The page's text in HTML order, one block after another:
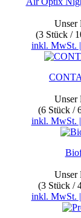
Unser
(3 Stück /
inkl. MwSt.
Unser
(6 Stück /
inkl. MwSt.
Unser
(3 Stück /
inkl. MwSt.